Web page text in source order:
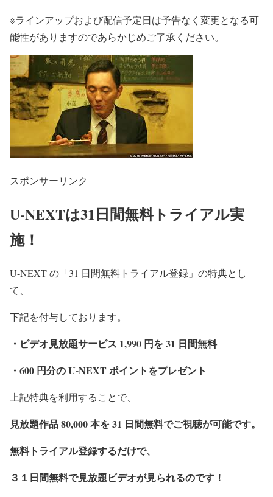
※ラインアップおよび配信予定日は予告なく変更となる可
能性がありますのであらかじめご了承ください。
スポンサーリンク
U-NEXTは31日間無料トライアル実
施！
U-NEXT の「31 日間無料トライアル登録」の特典とし
て、
下記を付与しております。
・ビデオ見放題サービス 1,990 円を 31 日間無料
・600 円分の U-NEXT ポイントをプレゼント
上記特典を利用することで、
見放題作品 80,000 本を 31 日間無料でご視聴が可能です。
無料トライアル登録するだけで、
３１日間無料で見放題ビデオが見られるのです！